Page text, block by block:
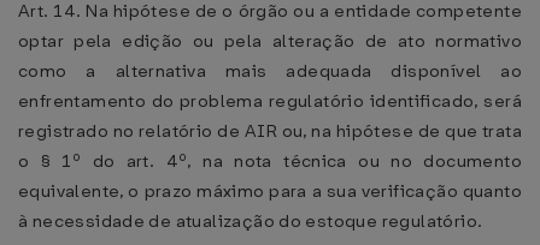
Art. 14. Na hipótese de o órgão ou a entidade competente
optar pela edição ou pela alteração de ato normativo
como a alternativa mais adequada disponível ao
enfrentamento do problema regulatório identificado, será
registrado no relatório de AIR ou, na hipótese de que trata
o § 1º do art. 4º, na nota técnica ou no documento
equivalente, o prazo máximo para a sua verificação quanto
à necessidade de atualização do estoque regulatório.